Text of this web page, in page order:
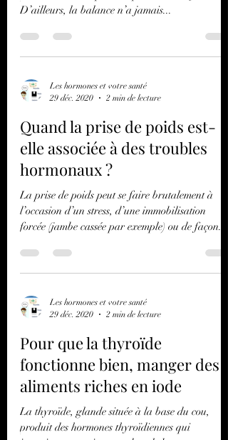
Pour éviter le stress de la balance Bien suivre son
poids, ne consiste pas à se peser tous les jours !
Les hormones et votre santé
29 déc. 2020
2 min de lecture
Quand la prise de poids est-
elle associée à des troubles
hormonaux ?
La prise de poids peut se faire brutalement à
l’occasion d’un stress, d’une immobilisation
Les hormones et votre santé
29 déc. 2020
2 min de lecture
Pour que la thyroïde
fonctionne bien, manger des
aliments riches en iode